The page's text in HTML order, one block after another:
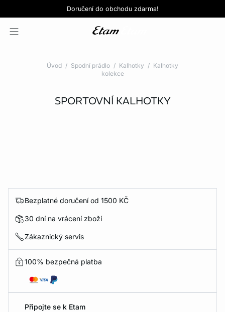
Doručení do obchodu zdarma!
SLEVY: kupte si 3, zaplaťte za 2*KOUPIT NYNÍ
Love EDIT: podprsenka + kalhotky za 999 Kč
Úvod Spodní prádlo Kalhotky
Kalhotky
kolekce
SPORTOVNÍ KALHOTKY
Bezplatné doručení od 1500 KČ
30 dní na vrácení zboží
Zákaznický servis
100% bezpečná platba
Připojte se k Etam